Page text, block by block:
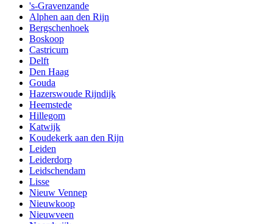
's-Gravenzande
Alphen aan den Rijn
Bergschenhoek
Boskoop
Castricum
Delft
Den Haag
Gouda
Hazerswoude Rijndijk
Heemstede
Hillegom
Katwijk
Koudekerk aan den Rijn
Leiden
Leiderdorp
Leidschendam
Lisse
Nieuw Vennep
Nieuwkoop
Nieuwveen